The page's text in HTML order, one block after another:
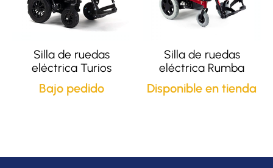
Silla de ruedas
eléctrica Turios
Bajo pedido
Silla de ruedas
eléctrica Rumba
Disponible en tienda